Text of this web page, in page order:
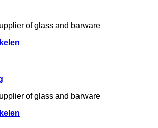
of glass and barware
of glass and barware